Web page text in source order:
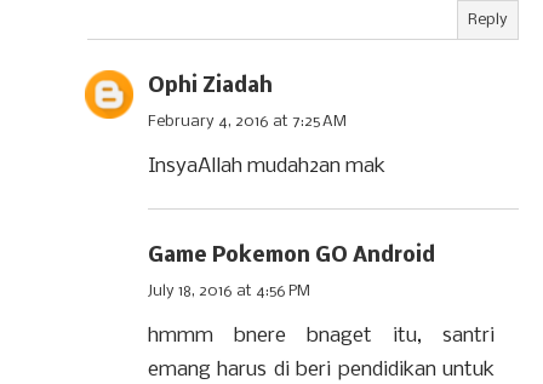
Reply
Ophi Ziadah
February 4, 2016 at 7:25 AM
InsyaAllah mudah2an mak
Game Pokemon GO Android
July 18, 2016 at 4:56 PM
hmmm bnere bnaget itu, santri
emang harus di beri pendidikan untuk